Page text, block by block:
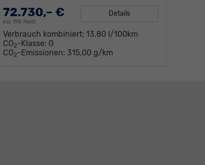
72.730,– €
incl. 19% MwSt.
Details
Verbrauch kombiniert: 13,80 l/100km
CO2-Klasse: G
CO2-Emissionen: 315,00 g/km